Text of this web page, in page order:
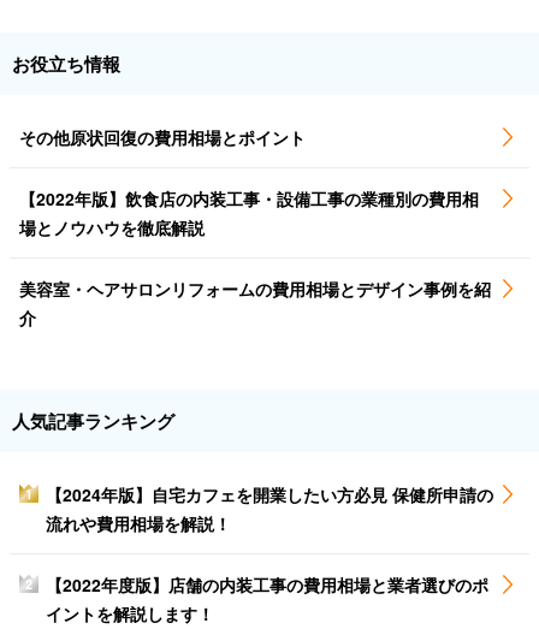
お役立ち情報
その他原状回復の費用相場とポイント
【2022年版】飲食店の内装工事・設備工事の業種別の費用相
場とノウハウを徹底解説
美容室・ヘアサロンリフォームの費用相場とデザイン事例を紹
介
人気記事ランキング
1
【2024年版】自宅カフェを開業したい方必見 保健所申請の
流れや費用相場を解説！
2
【2022年度版】店舗の内装工事の費用相場と業者選びのポ
イントを解説します！